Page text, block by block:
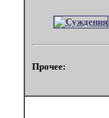
Прочее: